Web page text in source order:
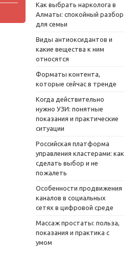
Как выбрать нарколога в
Алматы: спокойный разбор
для семьи
Виды антиоксидантов и
какие вещества к ним
относятся
Форматы контента,
которые сейчас в тренде
Когда действительно
нужно УЗИ: понятные
показания и практические
ситуации
Российская платформа
управления кластерами: как
сделать выбор и не
пожалеть
Особенности продвижения
каналов в социальных
сетях в цифровой среде
Массаж простаты: польза,
показания и практика с
умом